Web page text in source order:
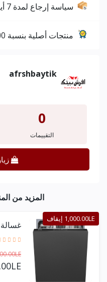
سياسة إرجاع لمدة 7 أيام
منتجات أصلية بنسبة 100٪
afrshbaytik
0
التقييمات
زيارة المتجر
المزيد من
1,000.00LE إيقاف
غسالة